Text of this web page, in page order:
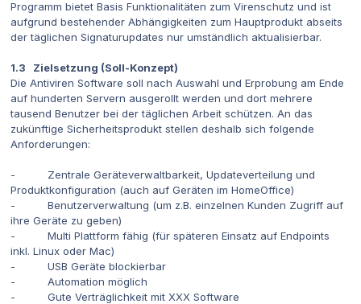
Programm bietet Basis Funktionalitäten zum Virenschutz und ist
aufgrund bestehender Abhängigkeiten zum Hauptprodukt abseits
der täglichen Signaturupdates nur umständlich aktualisierbar.
1.3 Zielsetzung (Soll-Konzept)
Die Antiviren Software soll nach Auswahl und Erprobung am Ende
auf hunderten Servern ausgerollt werden und dort mehrere
tausend Benutzer bei der täglichen Arbeit schützen. An das
zukünftige Sicherheitsprodukt stellen deshalb sich folgende
Anforderungen:
- Zentrale Geräteverwaltbarkeit, Updateverteilung und
Produktkonfiguration (auch auf Geräten im HomeOffice)
- Benutzerverwaltung (um z.B. einzelnen Kunden Zugriff auf
ihre Geräte zu geben)
- Multi Plattform fähig (für späteren Einsatz auf Endpoints
inkl. Linux oder Mac)
- USB Geräte blockierbar
- Automation möglich
- Gute Verträglichkeit mit XXX Software